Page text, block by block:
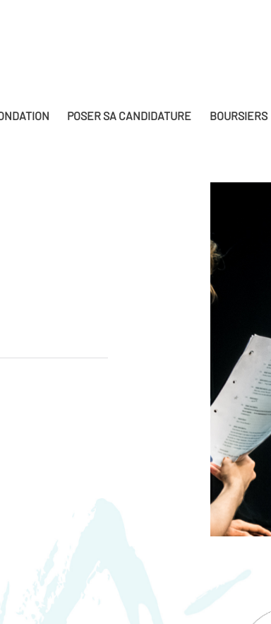
POSER SA CANDIDATURE BOURSIERS